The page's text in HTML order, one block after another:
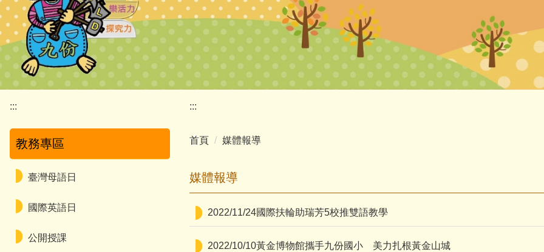
:::
教務專區
臺灣母語日
國際英語日
公開授課
:::
首頁 媒體報導
媒體報導
2022/11/24國際扶輪助瑞芳5校推雙語教學
2022/10/10黃金博物館攜手九份國小 美力扎根黃金山城